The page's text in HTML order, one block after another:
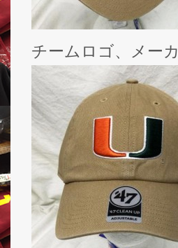
チームロゴ、メー